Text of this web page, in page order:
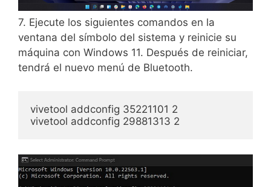
7. Ejecute los siguientes comandos en la
ventana del símbolo del sistema y reinicie su
máquina con Windows 11. Después de reiniciar,
tendrá el nuevo menú de Bluetooth.
vivetool addconfig 35221101 2
vivetool addconfig 29881313 2